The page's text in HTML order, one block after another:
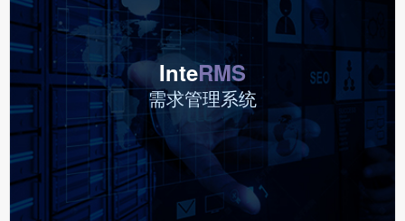
InteTSP
商业秘密保护